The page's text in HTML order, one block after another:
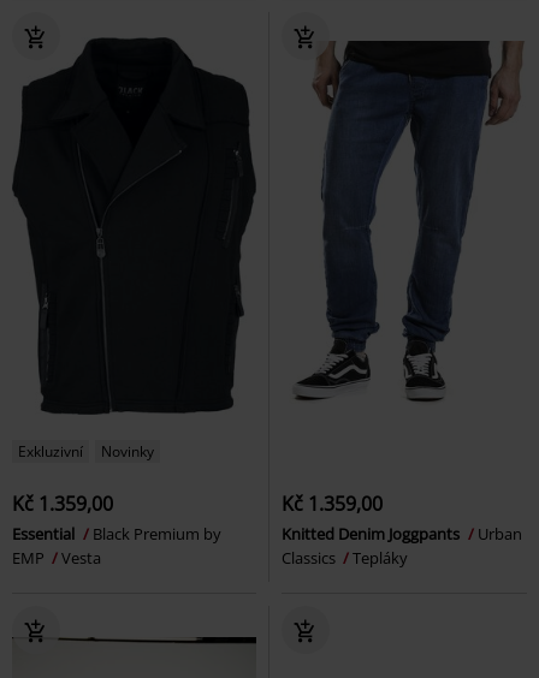
Exkluzivní Novinky
Kč 1.359,00
Essential
Black Premium by
EMP
Vesta
Kč 1.359,00
Knitted Denim Joggpants
Urban
Classics
Tepláky